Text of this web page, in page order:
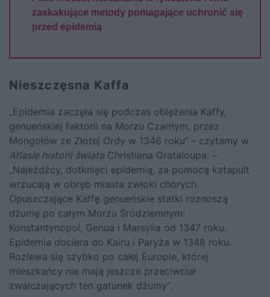
zaskakujące metody pomagające uchronić się
przed epidemią
Nieszczęsna Kaffa
„Epidemia zaczęła się podczas oblężenia Kaffy,
genueńskiej faktorii na Morzu Czarnym, przez
Mongołów ze Złotej Ordy w 1346 roku“ – czytamy w
Atlasie historii świata Christiana Grataloupa. –
„Najeźdźcy, dotknięci epidemią, za pomocą katapult
wrzucają w obręb miasta zwłoki chorych.
Opuszczające Kaffę genueńskie statki roznoszą
dżumę po całym Morzu Śródziemnym:
Konstantynopol, Genua i Marsylia od 1347 roku.
Epidemia dociera do Kairu i Paryża w 1348 roku.
Rozlewa się szybko po całej Europie, której
mieszkańcy nie mają jeszcze przeciwciał
zwalczających ten gatunek dżumy“.